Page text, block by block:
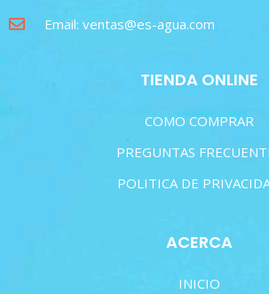
Email: ventas@es-agua.com
TIENDA ONLINE
COMO COMPRAR
PREGUNTAS
POLITICA DE
ACERCA
INICIO